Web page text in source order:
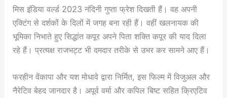
मिस इंडिया वर्ल्ड 2023 नंदिनी गुप्ता फ्रेश दिखती हैं। वह अपनी
एक्टिंग से दर्शकों के दिलों में जगह बना रही हैं। वहीं खलनायक की
भूमिका निभाते हुए सिद्धांत कपूर अपने पिता शक्ति कपूर की याद दिला
रहे हैं। प्रत्यक्ष राजभट्ट भी दमदार तरीके से उभर कर सामने आए हैं।
फरहीन वेंकापा और यश मोधावे द्वारा निर्मित, इस फिल्म में विजुअल और
नैरेटिव बेहद जानदार है। अपूर्व वर्मा और कपिल बिष्ट सहित क्रिएटिव